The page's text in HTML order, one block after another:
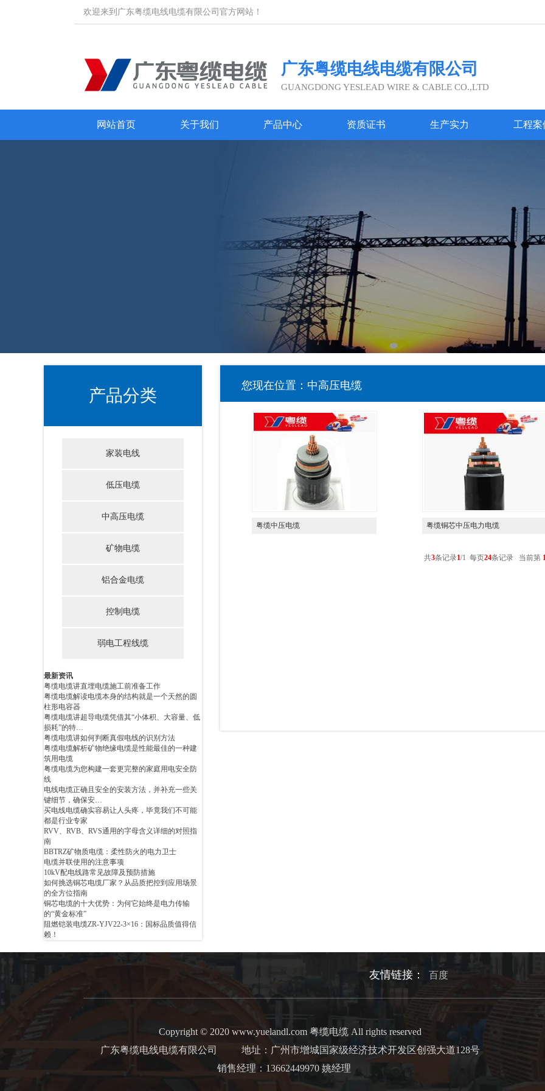
欢迎来到广东粤缆电线电缆有限公司官方网站！
广东粤缆电线电缆有限公司
GUANGDONG YESLEAD WIRE & CABLE CO.,LTD
网站首页 关于我们 产品中心 资质证书 生产实力 工程案
产品分类
家装电线
低压电缆
中高压电缆
矿物电缆
铝合金电缆
控制电缆
弱电工程线缆
最新资讯
粤缆电缆讲直埋电缆施工前准备工作
粤缆电缆解读电缆本身的结构就是一个天然的圆
柱形电容器
粤缆电缆讲超导电缆凭借其“小体积、大容量、低
损耗”的特…
粤缆电缆讲如何判断真假电线的识别方法
粤缆电缆解析矿物绝缘电缆是性能最佳的一种建
筑用电缆
粤缆电缆为您构建一套更完整的家庭用电安全防
线
电线电缆正确且安全的安装方法，并补充一些关
键细节，确保安…
买电线电缆确实容易让人头疼，毕竟我们不可能
都是行业专家
RVV、RVB、RVS通用的字母含义详细的对照指
南
BBTRZ矿物质电缆：柔性防火的电力卫士
电缆并联使用的注意事项
10kV配电线路常见故障及预防措施
如何挑选铜芯电缆厂家？从品质把控到应用场景
的全方位指南
铜芯电缆的十大优势：为何它始终是电力传输
的“黄金标准”
阻燃铠装电缆ZR-YJV22-3×16：国标品质值得信
赖！
您现在位置：中高压电缆
粤缆中压电缆 粤缆铜芯中压电力电缆
共3条记录1/1 每页24条记录 当前第
友情链接： 百度
Copyright © 2020 www.yuelandl.com 粤缆电缆 All rights reserved
广东粤缆电线电缆有限公司
地址：广州市增城国家级经济技术开发区创强大道128号
销售经理：13662449970 姚经理